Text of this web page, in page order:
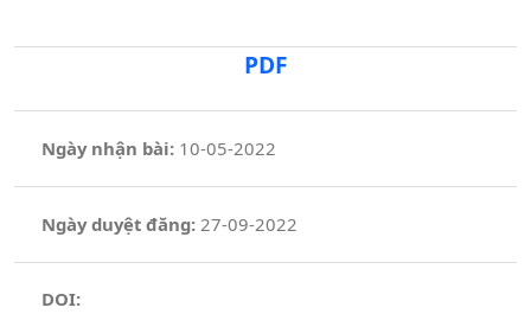
PDF
Ngày nhận bài: 10-05-2022
Ngày duyệt đăng:27-09-2022
DOI: